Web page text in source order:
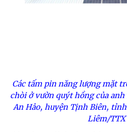
Các tấm pin năng lượng mặt
chòi ở vườn quýt hồng của
An Hảo, huyện Tịnh Biên,
Liêm/